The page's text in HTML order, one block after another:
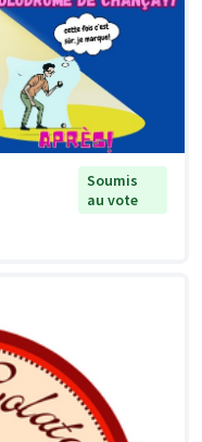
Soumis
au vote